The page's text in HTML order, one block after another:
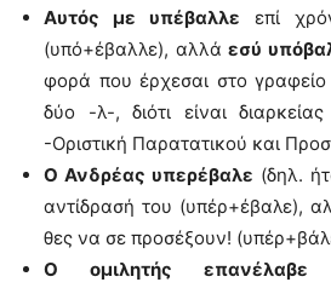
Αυτός με υπέβαλλε επί
(υπό+έβαλλε), αλλάεσύ
φορά που έρχεσαι στο
δύο -λ-, διότι είναι
-Οριστική Παρατατικού και
Ο Ανδρέας υπερέβαλε (δηλ.
αντίδρασή του (υπέρ+έβαλε),
θες να σε προσέξουν!
Ο ομιλητής επανέλαβε